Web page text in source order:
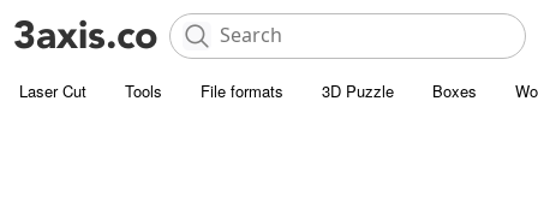
Laser Cut Tools File formats 3D Puzzle Boxes